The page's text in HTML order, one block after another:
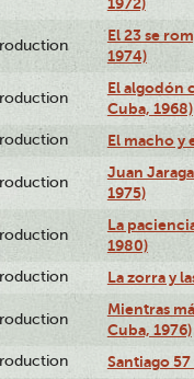
El 23 se
1974)
El algodón
Cuba, 1968)
El macho y
Juan
1975)
La
1980)
La zorra y
Mientras
Cuba, 1976)
Santiago